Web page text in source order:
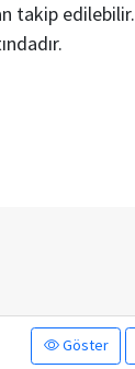
takip edilebilir.
Göster